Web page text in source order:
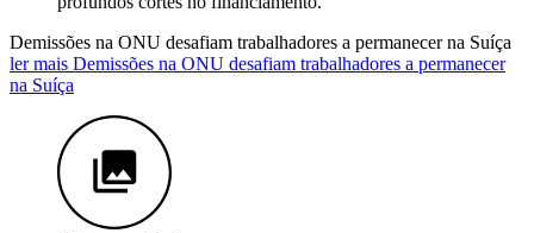
Demissões na ONU desafiam trabalhadores a permanecer na Suíça
ler mais Demissões na ONU desafiam trabalhadores a permanecer
na Suíça